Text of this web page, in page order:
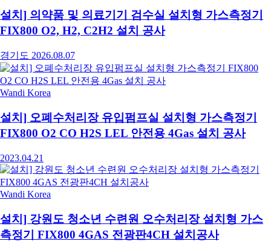
설치] 의약품 및 의료기기 검수실 설치형 가스측정기
FIX800 O2, H2, C2H2 설치 공사
경기도 2026.08.07
Wandi Korea
설치] 오폐수처리장 유입펌프실 설치형 가스측정기
FIX800 O2 CO H2S LEL 안전용 4Gas 설치 공사
2023.04.21
Wandi Korea
설치] 강원도 청소년 수련원 오수처리장 설치형 가스
측정기 FIX800 4GAS 전광판4CH 설치공사